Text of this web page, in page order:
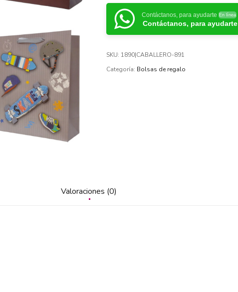
Contáctanos, para ayudarte En línea
Contáctanos, para ayudarte
SKU: 1890|CABALLERO-891
Categoría: Bolsas de regalo
Valoraciones (0)